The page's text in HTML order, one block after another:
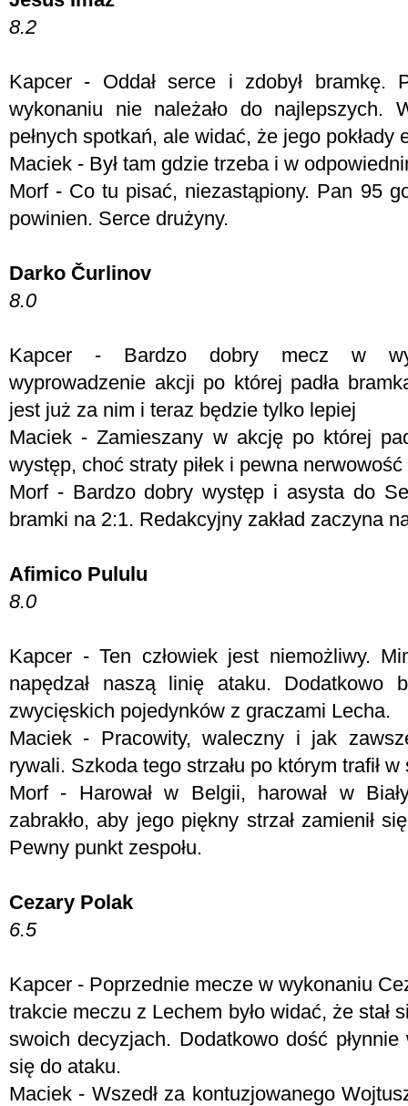
8.2
Kapcer - Oddał serce i zdobył bramkę.
wykonaniu nie należało do najlepszych.
pełnych spotkań, ale widać, że jego
Maciek - Był tam gdzie trzeba i w
Morf - Co tu pisać, niezastąpiony. Pan 95
powinien. Serce drużyny.
Darko Čurlinov
8.0
Kapcer - Bardzo dobry mecz w
wyprowadzenie akcji po której padła
jest już za nim i teraz będzie tylko lepiej
Maciek - Zamieszany w akcję po której
występ, choć straty piłek i pewna
Morf - Bardzo dobry występ i asysta do
bramki na 2:1. Redakcyjny zakład zaczyna
Afimico Pululu
8.0
Kapcer - Ten człowiek jest niemożliwy.
napędzał naszą linię ataku. Dodatkowo
zwycięskich pojedynków z graczami Lecha.
Maciek - Pracowity, waleczny i jak
rywali. Szkoda tego strzału po którym trafił
Morf - Harował w Belgii, harował w
zabrakło, aby jego piękny strzał zamienił
Pewny punkt zespołu.
Cezary Polak
6.5
Kapcer - Poprzednie mecze w wykonaniu
trakcie meczu z Lechem było widać, że stał
swoich decyzjach. Dodatkowo dość płynnie
się do ataku.
Maciek - Wszedł za kontuzjowanego